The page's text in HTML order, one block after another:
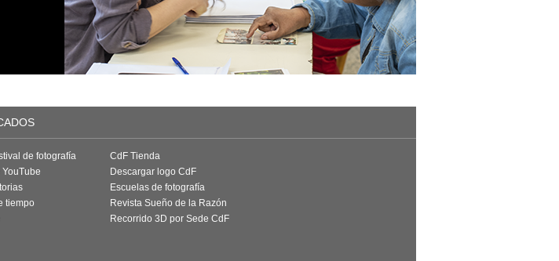
de fotografía
tiempo
CdF Tienda
Descargar logo CdF
Escuelas de fotografía
Revista Sueño de la Razón
Recorrido 3D por Sede CdF